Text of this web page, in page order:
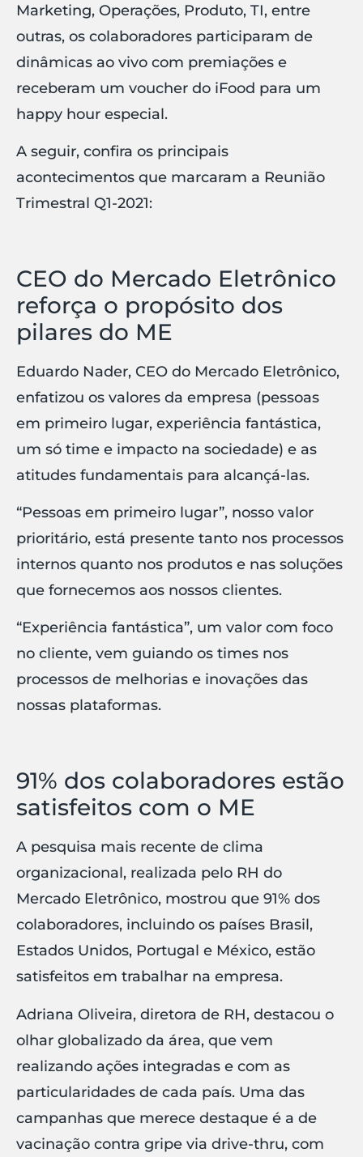
Marketing, Operações, Produto, TI, entre
outras, os colaboradores participaram de
dinâmicas ao vivo com premiações e
receberam um voucher do iFood para um
happy hour especial.
A seguir, confira os principais
acontecimentos que marcaram a Reunião
Trimestral Q1-2021:
CEO do Mercado Eletrônico
reforça o propósito dos
pilares do ME
Eduardo Nader, CEO do Mercado Eletrônico,
enfatizou os valores da empresa (pessoas
em primeiro lugar, experiência fantástica,
um só time e impacto na sociedade) e as
atitudes fundamentais para alcançá-las.
“Pessoas em primeiro lugar”, nosso valor
prioritário, está presente tanto nos processos
internos quanto nos produtos e nas soluções
que fornecemos aos nossos clientes.
“Experiência fantástica”, um valor com foco
no cliente, vem guiando os times nos
processos de melhorias e inovações das
nossas plataformas.
91% dos colaboradores estão
satisfeitos com o ME
A pesquisa mais recente de clima
organizacional, realizada pelo RH do
Mercado Eletrônico, mostrou que 91% dos
colaboradores, incluindo os países Brasil,
Estados Unidos, Portugal e México, estão
satisfeitos em trabalhar na empresa.
Adriana Oliveira, diretora de RH, destacou o
olhar globalizado da área, que vem
realizando ações integradas e com as
particularidades de cada país. Uma das
campanhas que merece destaque é a de
vacinação contra gripe via drive-thru, com